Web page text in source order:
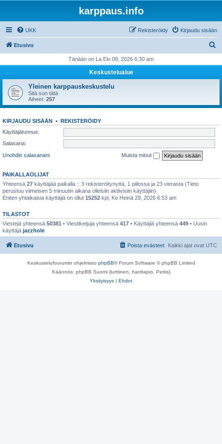
karppaus.info
UKK Kirjaudu sisään
Rekisteröidy
Etusivu
i
Tänään on La Elo 08, 2026 6:30 am
Keskustelualue
Yleinen karppauskeskustelu
Sitä sun tätä
Aiheet: 257
KIRJAUDU SISÄÄN • REKISTERÖIDY
Käyttäjätunnus:
Salasana:
Unohdin salasanani
Muista minut
PAIKALLAOLIJAT
Yhteensä 27 käyttäjää paikalla :: 3 rekisteröitynyttä, 1 piilossa ja 23 vierasta (Tieto
perustuu viimeisen 5 minuutin aikana olleisiin aktiivisiin käyttäjiin)
Eniten yhtaikaisia käyttäjiä on ollut 15252 kpl, Ke Heinä 29, 2026 6:53 am
TILASTOT
Viestejä yhteensä 50381 • Viestiketjuja yhteensä 417 • Käyttäjiä yhteensä 449 • Uusin
käyttäjä jazzhole
Etusivu Kaikki ajat ovat UTC
Poista evästeet
Keskustelufoorumin ohjelmisto phpBB® Forum Software © phpBB Limited
Käännös: phpBB Suomi (lurttinen, harritapio, Pettis)
Yksityisyys | Ehdot